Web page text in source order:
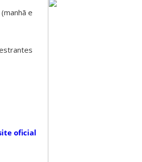
(manhã e
oficial